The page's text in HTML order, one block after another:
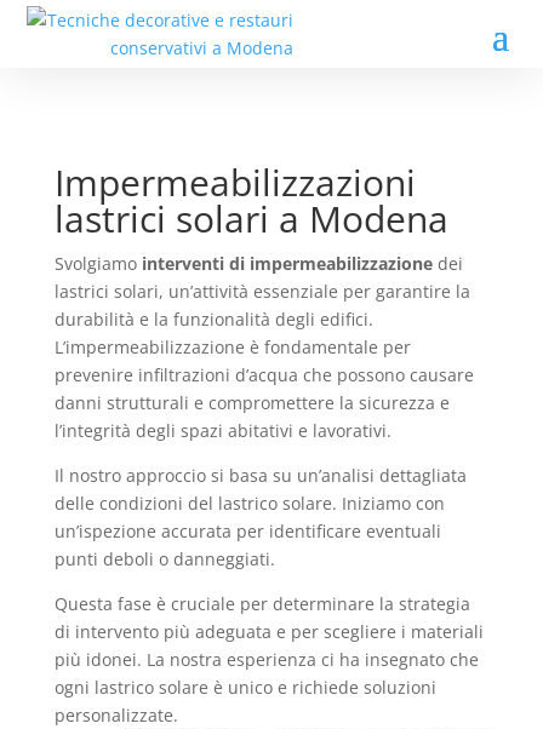
Impermeabilizzazioni
lastrici solari a Modena
Svolgiamo interventi di impermeabilizzazionedei
lastrici solari, un’attività essenziale per garantire la
durabilità e la funzionalità degli edifici.
L’impermeabilizzazione è fondamentale per
prevenire infiltrazioni d’acqua che possono causare
danni strutturali e compromettere la sicurezza e
l’integrità degli spazi abitativi e lavorativi.
Il nostro approccio si basa su un’analisi dettagliata
delle condizioni del lastrico solare. Iniziamo con
un’ispezione accurata per identificare eventuali
punti deboli o danneggiati.
Questa fase è cruciale per determinare la strategia
di intervento più adeguata e per scegliere i materiali
più idonei. La nostra esperienza ci ha insegnato che
ogni lastrico solare è unico e richiede soluzioni
personalizzate.